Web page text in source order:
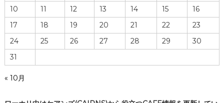
際
・
ア
ン
ズ
の
C
F
10
11 12 13 14 15
16
17
18 19 20 21 22
23
24
25 26 27 28 29
30
31
« 10月